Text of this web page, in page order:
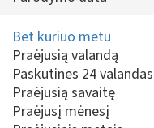
Bet kuriuo metu
Praėjusią valandą
Paskutines 24 valandas
Praėjusią savaitę
Praėjusį mėnesį